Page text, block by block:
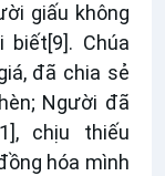
giấu không
biết[9]. Chúa
đã chia sẻ
Người đã
, chịu thiếu
hóa mình